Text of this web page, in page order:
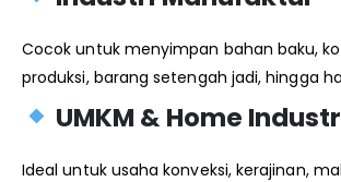
Cocok untuk menyimpan bahan baku,
produksi, barang setengah jadi, hingga
UMKM & Home
Ideal untuk usaha konveksi, kerajinan,